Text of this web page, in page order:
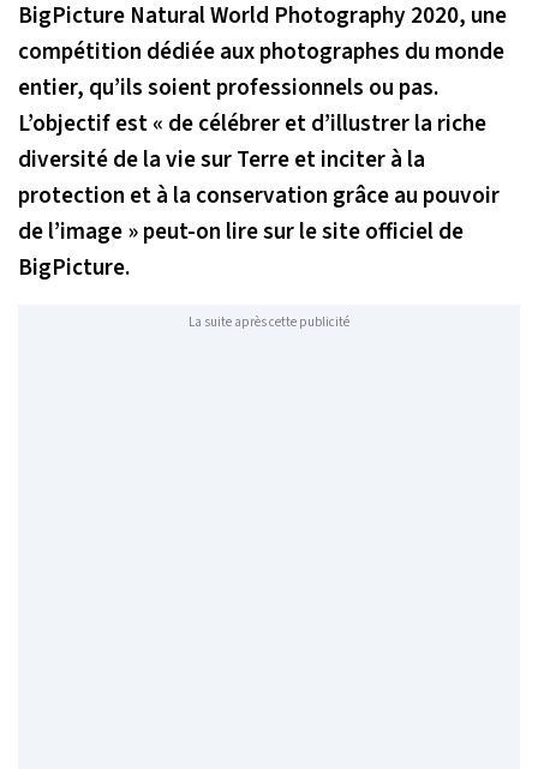
BigPicture Natural World Photography 2020, une
compétition dédiée aux photographes du monde
entier, qu’ils soient professionnels ou pas.
L’objectif est« de célébrer et d’illustrer la riche
diversité de la vie sur Terre et inciter à la
protection et à la conservation grâce au pouvoir
de l’image »peut-on lire sur le site officiel de
BigPicture.
La suite après cette publicité